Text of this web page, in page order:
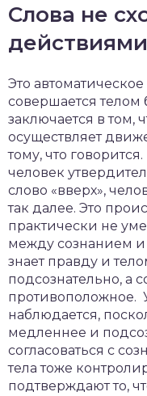
Слова не
действиями
Это
совершается телом
заключается в том,
осуществляет
тому, что
человек
слово «вверх»,
так далее. Это
практически не
между сознанием и
знает правду и
подсознательно, а
противоположное.
наблюдается,
медленнее и
согласоваться с
тела тоже
подтверждают то,